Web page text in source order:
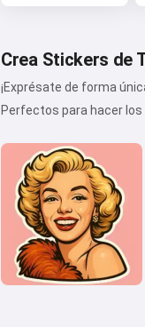
Crea Stickers de
¡Exprésate de forma
Perfectos para hacer